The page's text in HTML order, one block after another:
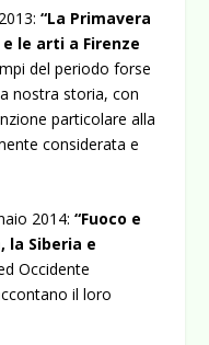
“La Primavera
le arti a Firenze
del periodo forse
nostra storia, con
particolare alla
considerata e
2014: “Fuoco e
la Siberia e
Occidente
il loro